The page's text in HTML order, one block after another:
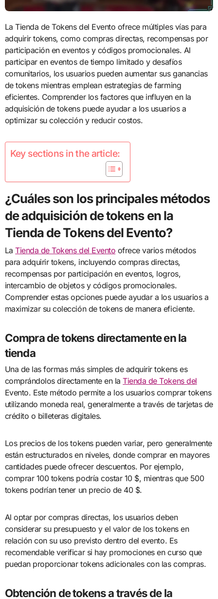
La Tienda de Tokens del Evento ofrece múltiples vías para
adquirir tokens, como compras directas, recompensas por
participación en eventos y códigos promocionales. Al
participar en eventos de tiempo limitado y desafíos
comunitarios, los usuarios pueden aumentar sus ganancias
de tokens mientras emplean estrategias de farming
eficientes. Comprender los factores que influyen en la
adquisición de tokens puede ayudar a los usuarios a
optimizar su colección y reducir costos.
Key sections in the article:
¿Cuáles son los principales métodos
de adquisición de tokens en la
Tienda de Tokens del Evento?
LaTienda de Tokens del Evento ofrece varios métodos
para adquirir tokens, incluyendo compras directas,
recompensas por participación en eventos, logros,
intercambio de objetos y códigos promocionales.
Comprender estas opciones puede ayudar a los usuarios a
maximizar su colección de tokens de manera eficiente.
Compra de tokens directamente en la
tienda
Una de las formas más simples de adquirir tokens es
comprándolos directamente en laTienda de Tokens del
Evento. Este método permite a los usuarios comprar tokens
utilizando moneda real, generalmente a través de tarjetas de
crédito o billeteras digitales.
Los precios de los tokens pueden variar, pero generalmente
están estructurados en niveles, donde comprar en mayores
cantidades puede ofrecer descuentos. Por ejemplo,
comprar 100 tokens podría costar 10 $, mientras que 500
tokens podrían tener un precio de 40 $.
Al optar por compras directas, los usuarios deben
considerar su presupuesto y el valor de los tokens en
relación con su uso previsto dentro del evento. Es
recomendable verificar si hay promociones en curso que
puedan proporcionar tokens adicionales con las compras.
Obtención de tokens a través de la